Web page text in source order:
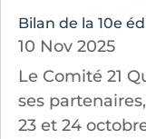
Bilan de la 10e
10 Nov 2025
Le Comité 21
ses
23 et 24